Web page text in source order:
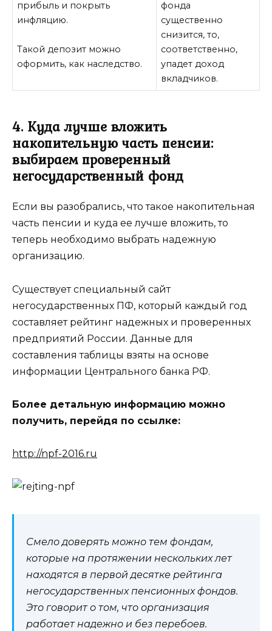
прибыль и покрыть
инфляцию.
Такой депозит можно
оформить, как наследство.
фонда
существенно
снизится, то,
соответственно,
упадет доход
вкладчиков.
4. Куда лучше вложить
накопительную часть пенсии:
выбираем проверенный
негосударственный фонд
Если вы разобрались, что такое накопительная
часть пенсии и куда ее лучше вложить, то
теперь необходимо выбрать надежную
организацию.
Существует специальный сайт
негосударственных ПФ, который каждый год
составляет рейтинг надежных и проверенных
предприятий России. Данные для
составления таблицы взяты на основе
информации Центрального банка РФ.
Более детальную информацию можно
получить, перейдя по ссылке:
http://npf-2016.ru
Смело доверять можно тем фондам,
которые на протяжении нескольких лет
находятся в первой десятке рейтинга
негосударственных пенсионных фондов.
Это говорит о том, что организация
работает надежно и без перебоев.